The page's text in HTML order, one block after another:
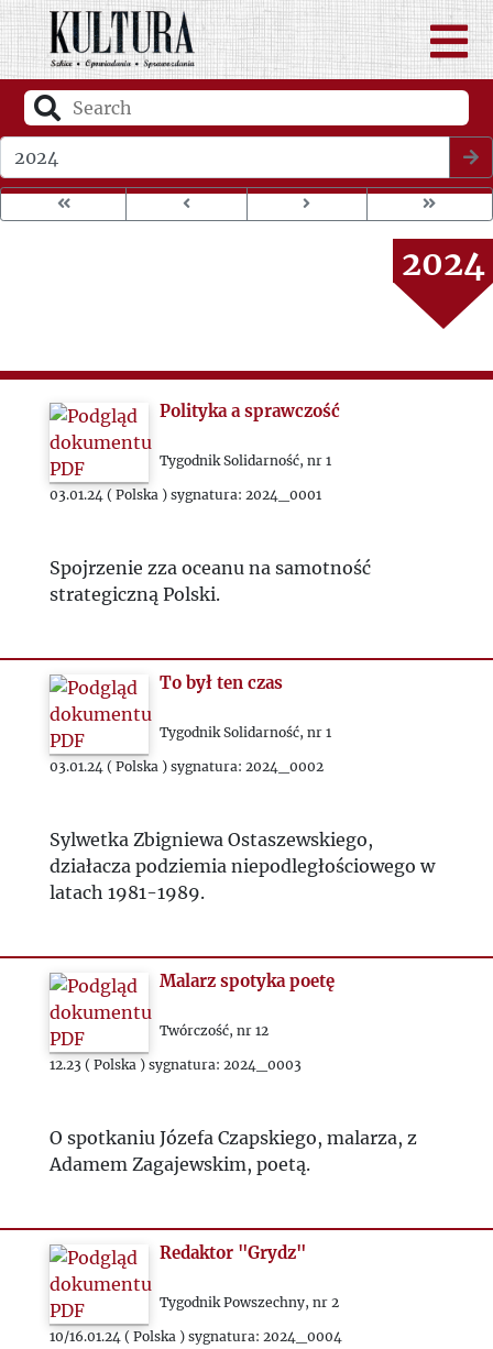
2020
2021
2022
2023
2024
2025
Polityka a sprawczość
Tygodnik Solidarność, nr 1
03.01.24 ( Polska ) sygnatura: 2024_0001
Spojrzenie zza oceanu na samotność
strategiczną Polski.
To był ten czas
Tygodnik Solidarność, nr 1
03.01.24 ( Polska ) sygnatura: 2024_0002
Sylwetka Zbigniewa Ostaszewskiego,
działacza podziemia niepodległościowego w
latach 1981-1989.
Malarz spotyka poetę
Twórczość, nr 12
12.23 ( Polska ) sygnatura: 2024_0003
O spotkaniu Józefa Czapskiego, malarza, z
Adamem Zagajewskim, poetą.
Redaktor "Grydz"
Tygodnik Powszechny, nr 2
10/16.01.24 ( Polska ) sygnatura: 2024_0004